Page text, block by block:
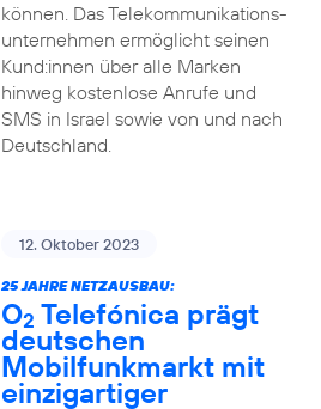
können. Das Telekommunikations­
unternehmen ermöglicht seinen
Kund:innen über alle Marken
hinweg kostenlose Anrufe und
SMS in Israel sowie von und nach
Deutschland.
12. Oktober 2023
25 JAHRE NETZAUSBAU:
O2 Telefónica prägt
deutschen
Mobilfunkmarkt mit
einzigartiger